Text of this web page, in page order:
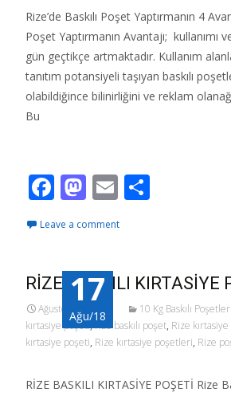
Rize’de Baskılı Poşet Yaptırmanın 4
Poşet Yaptırmanın Avantajı; kullanımı
gün geçtikçe artmaktadır. Kullanım
tanıtım potansiyeli taşıyan baskılı
olabildiğince bilinirliğini ve reklam
Bu
F
e
b
o
o
k
M
to
d
o
n
E
ai
Leave a comment
17
Ağu/18
RİZE BASKILI KIRTASİYE
Ağustos 17, 2018 10 Kg Baskılı Poşetler
kırtasiye poşeti,rize baskılı poşet, Rize
kırtasiye poşeti, Rize kırtasiye poşetleri, Rize
RİZE BASKILI KIRTASİYE POŞETİ Rize